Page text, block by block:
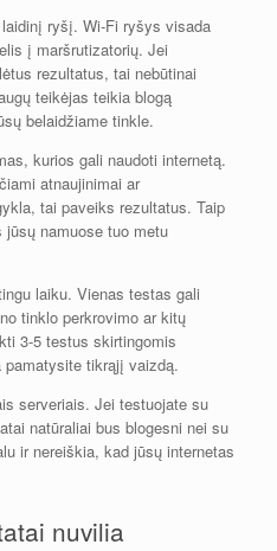
ryšį. Wi-Fi ryšys visada
į maršrutizatorių. Jei
rezultatus, tai nebūtinai
teikėjas teikia blogą
belaidžiame tinkle.
kurios gali naudoti internetą.
atnaujinimai ar
tai paveiks rezultatus. Taip
namuose tuo metu
laiku. Vienas testas gali
tinklo perkrovimo ar kitų
3-5 testus skirtingomis
tikrąjį vaizdą.
serveriais. Jei testuojate su
natūraliai bus blogesni nei su
ir nereiškia, kad jūsų internetas
nuvilia